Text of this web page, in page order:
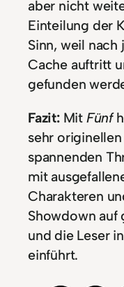
aber nicht
Einteilung der
Sinn, weil
Cache auftritt
gefunden
Fazit: Mit Fünf
sehr
spannenden
mit
Charakteren
Showdown auf
und die Leser
einführt.